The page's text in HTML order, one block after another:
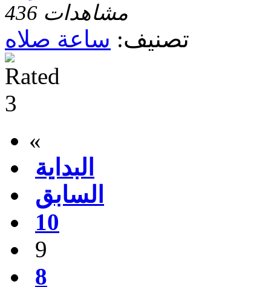
436 مشاهدات
تصنيف: ساعة صلاه
«
البداية
السابق
10
9
8